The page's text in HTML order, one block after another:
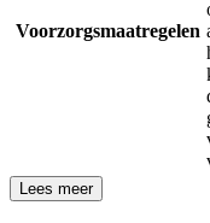
Voorzorgsmaatregelen
Lees meer